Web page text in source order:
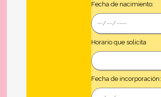
Fecha de nacimiento:
Horario que solicita
Fecha de incorporación: